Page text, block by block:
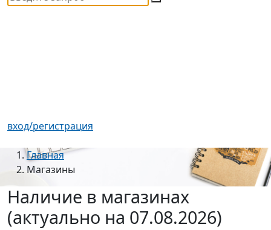
вход/регистрация
Главная
Магазины
Наличие в магазинах
(актуально на 07.08.2026)